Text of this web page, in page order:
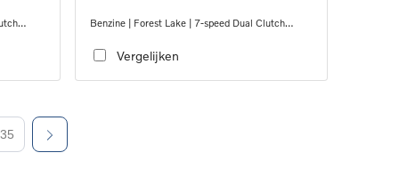
Benzine | Forest Lake | 7-speed Dual Clutch
Vergelijken
35